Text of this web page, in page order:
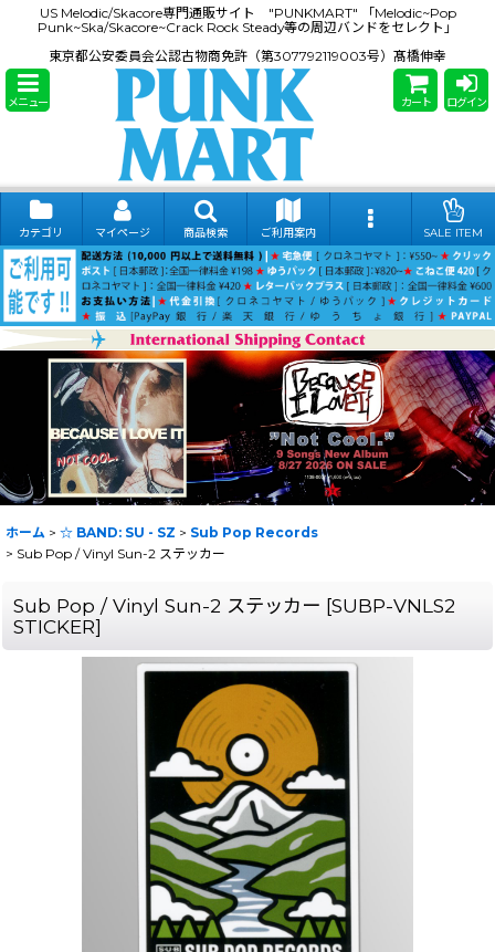
US Melodic/Skacore専門通販サイト "PUNKMART" 「Melodic~Pop
Punk~Ska/Skacore~Crack Rock Steady等の周辺バンドをセレクト」
東京都公安委員会公認古物商免許（第307792119003号）髙橋伸幸
メニュー カート ログイン
カテゴリ マイページ 商品検索 ご利用案内 SALE ITEM
ホーム > ☆ BAND: SU - SZ > Sub Pop Records
> Sub Pop / Vinyl Sun-2 ステッカー
Sub Pop / Vinyl Sun-2 ステッカー [SUBP-VNLS2
STICKER]